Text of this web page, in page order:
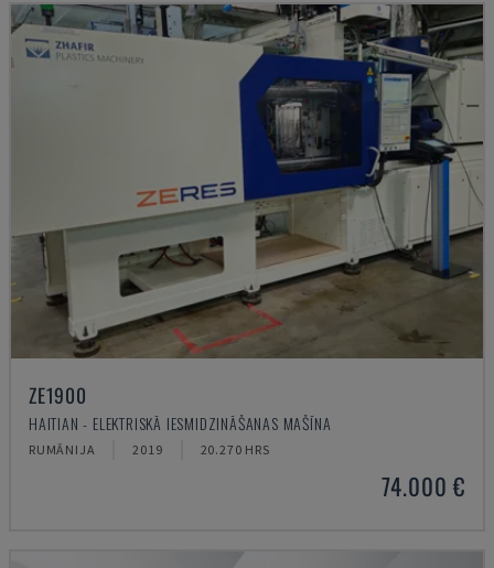
ZE1900
HAITIAN - ELEKTRISKĀ IESMIDZINĀŠANAS MAŠĪNA
RUMĀNIJA 2019 20.270 HRS
74.000 €